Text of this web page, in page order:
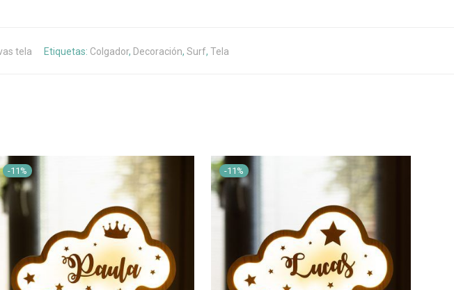
tela Etiquetas: Colgador, Decoración, Surf, Tela
-11 % -11 %